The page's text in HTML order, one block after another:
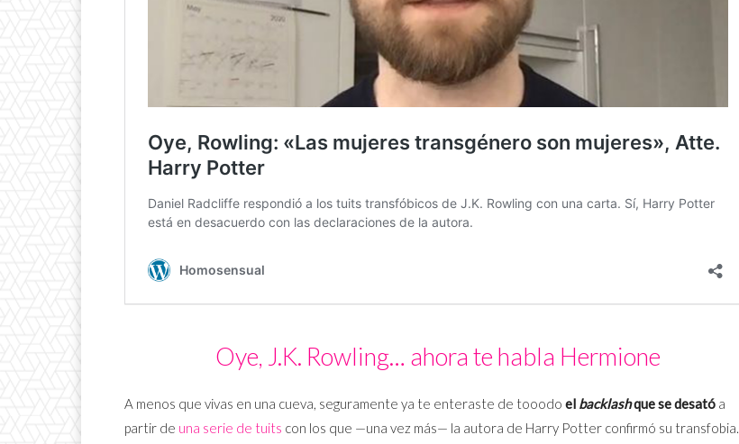
Oye, J.K. Rowling… ahora te habla Hermione
A menos que vivas en una cueva, seguramente ya te enteraste de tooodo el backlashque se desató a
partir de una serie de tuits con los que —una vez más— la autora de Harry Potter confirmó su transfobia.